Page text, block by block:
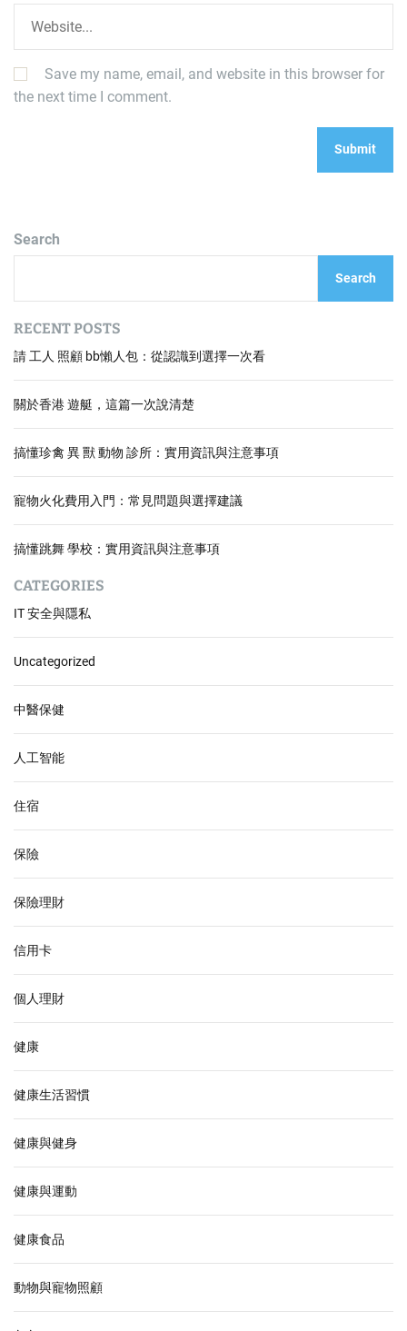
Save my name, email, and website in this browser for
the next time I comment.
Search
Search
RECENT POSTS
請 工人 照顧 bb懶人包：從認識到選擇一次看
關於香港 遊艇，這篇一次說清楚
搞懂珍禽 異 獸 動物 診所：實用資訊與注意事項
寵物火化費用入門：常見問題與選擇建議
搞懂跳舞 學校：實用資訊與注意事項
CATEGORIES
IT 安全與隱私
Uncategorized
中醫保健
人工智能
住宿
保險
保險理財
信用卡
個人理財
健康
健康生活習慣
健康與健身
健康與運動
健康食品
動物與寵物照顧